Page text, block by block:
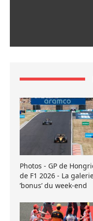
Photos - GP de
de F1 2026 - La
’bonus’ du week-end